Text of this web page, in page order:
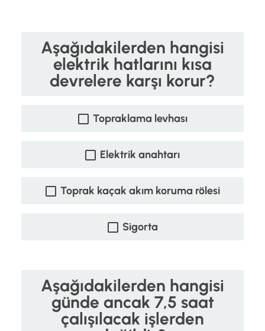
Aşağıdakilerden hangisi
elektrik hatlarını kısa
devrelere karşı korur?
Topraklama levhası
Elektrik anahtarı
Toprak kaçak akım koruma rölesi
Sigorta
Aşağıdakilerden hangisi
günde ancak 7,5 saat
çalışılacak işlerden